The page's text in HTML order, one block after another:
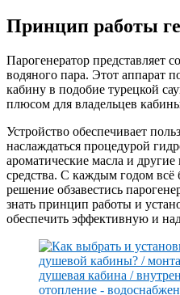
Принцип работы
Парогенератор представляет
водяного пара. Этот аппарат
кабину в подобие турецкой
плюсом для владельцев
Устройство обеспечивает
наслаждаться процедурой
ароматические масла и
средства. С каждым годом
решение обзавестись
знать принцип работы и
обеспечить эффективную и